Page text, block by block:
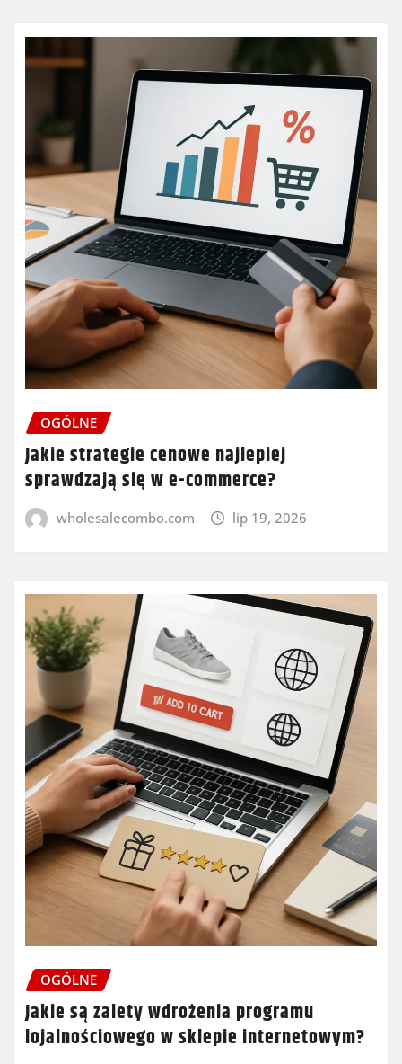
OGÓLNE
Jakie strategie cenowe najlepiej
sprawdzają się w e-commerce?
wholesalecombo.com lip 19, 2026
OGÓLNE
Jakie są zalety wdrożenia programu
lojalnościowego w sklepie internetowym?